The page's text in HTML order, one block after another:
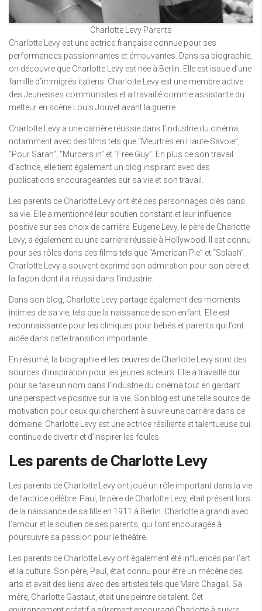
Charlotte Levy Parents
Charlotte Levy est une actrice française connue pour ses
performances passionnantes et émouvantes. Dans sa biographie,
on découvre que Charlotte Levy est née à Berlin. Elle est issue d’une
famille d’immigrés italiens. Charlotte Levy est une membre active
des Jeunesses communistes et a travaillé comme assistante du
metteur en scène Louis Jouvet avant la guerre.
Charlotte Levy a une carrière réussie dans l’industrie du cinéma,
notamment avec des films tels que “Meurtres en Haute-Savoie”,
“Pour Sarah”, “Murders in” et “Free Guy”. En plus de son travail
d’actrice, elle tient également un blog inspirant avec des
publications encourageantes sur sa vie et son travail.
Les parents de Charlotte Levy ont été des personnages clés dans
sa vie. Elle a mentionné leur soutien constant et leur influence
positive sur ses choix de carrière. Eugene Levy, le père de Charlotte
Levy, a également eu une carrière réussie à Hollywood. Il est connu
pour ses rôles dans des films tels que “American Pie” et “Splash”.
Charlotte Levy a souvent exprimé son admiration pour son père et
la façon dont il a réussi dans l’industrie.
Dans son blog, Charlotte Levy partage également des moments
intimes de sa vie, tels que la naissance de son enfant. Elle est
reconnaissante pour les cliniques pour bébés et parents qui l’ont
aidée dans cette transition importante.
En résumé, la biographie et les œuvres de Charlotte Levy sont des
sources d’inspiration pour les jeunes acteurs. Elle a travaillé dur
pour se faire un nom dans l’industrie du cinéma tout en gardant
une perspective positive sur la vie. Son blog est une telle source de
motivation pour ceux qui cherchent à suivre une carrière dans ce
domaine. Charlotte Levy est une actrice résiliente et talentueuse qui
continue de divertir et d’inspirer les foules.
Les parents de Charlotte Levy
Les parents de Charlotte Levy ont joué un rôle important dans la vie
de l’actrice célèbre. Paul, le père de Charlotte Levy, était présent lors
de la naissance de sa fille en 1911 à Berlin. Charlotte a grandi avec
l’amour et le soutien de ses parents, qui l’ont encouragée à
poursuivre sa passion pour le théâtre.
Les parents de Charlotte Levy ont également été influencés par l’art
et la culture. Son père, Paul, était connu pour être un mécène des
arts et avait des liens avec des artistes tels que Marc Chagall. Sa
mère, Charlotte Gastaut, était une peintre de talent. Cet